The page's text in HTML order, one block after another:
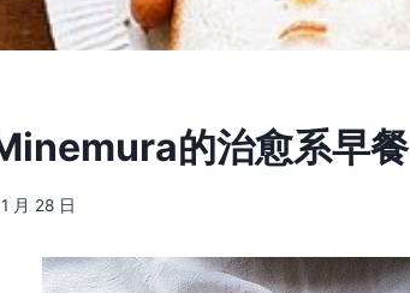
的治愈系早餐
月 28 日